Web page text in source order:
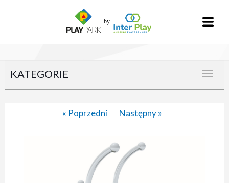
KATEGORIE
« Poprzedni Następny »